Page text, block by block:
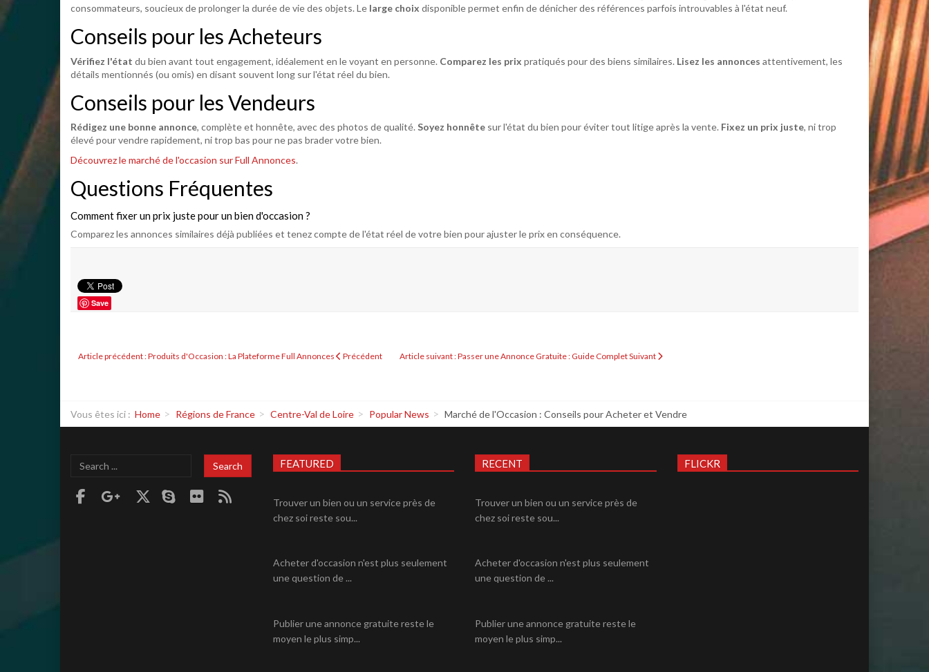
consommateurs, soucieux de prolonger la durée de vie des objets. Le large choix disponible permet enfin de dénicher des références parfois introuvables à l'état neuf.
Conseils pour les Acheteurs
Vérifiez l'état du bien avant tout engagement, idéalement en le voyant en personne. Comparez les prix pratiqués pour des biens similaires. Lisez les annonces attentivement, les
détails mentionnés (ou omis) en disant souvent long sur l'état réel du bien.
Conseils pour les Vendeurs
Rédigez une bonne annonce, complète et honnête, avec des photos de qualité. Soyez honnête sur l'état du bien pour éviter tout litige après la vente. Fixez un prix juste, ni trop
élevé pour vendre rapidement, ni trop bas pour ne pas brader votre bien.
Découvrez le marché de l'occasion sur Full Annonces.
Questions Fréquentes
Comment fixer un prix juste pour un bien d'occasion ?
Comparez les annonces similaires déjà publiées et tenez compte de l'état réel de votre bien pour ajuster le prix en conséquence.
Save
Article précédent : Produits d'Occasion : La Plateforme Full Annonces Précédent Article suivant : Passer une Annonce Gratuite : Guide CompletSuivant
Vous êtes ici : Home Régions de France Centre-Val de Loire Popular News Marché de l'Occasion : Conseils pour Acheter et Vendre
Search
Search FEATURED
Trouver un bien ou un service près de
chez soi reste sou...
Acheter d'occasion n'est plus seulement
une question de ...
Publier une annonce gratuite reste le
moyen le plus simp...
RECENT
Trouver un bien ou un service près de
chez soi reste sou...
Acheter d'occasion n'est plus seulement
une question de ...
Publier une annonce gratuite reste le
moyen le plus simp...
FLICKR